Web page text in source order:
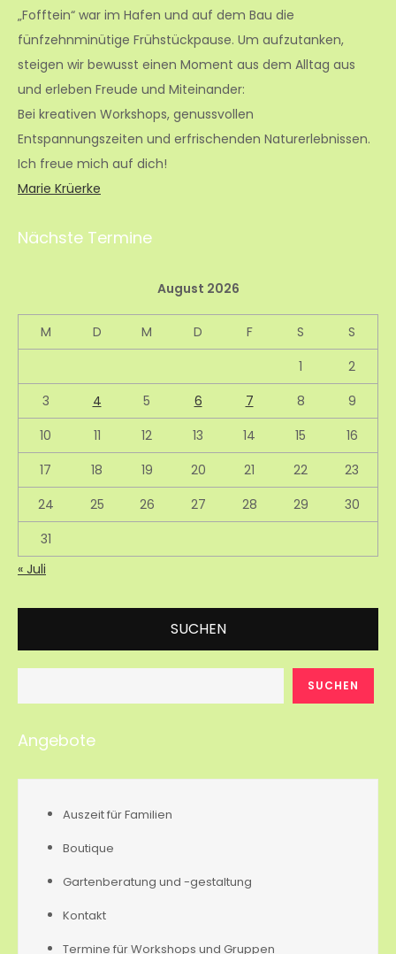
„Fofftein“ war im Hafen und auf dem Bau die
fünfzehnminütige Frühstückpause. Um aufzutanken,
steigen wir bewusst einen Moment aus dem Alltag aus
und erleben Freude und Miteinander:
Bei kreativen Workshops, genussvollen
Entspannungszeiten und erfrischenden Naturerlebnissen.
Ich freue mich auf dich!
Marie Krüerke
Nächste Termine
August 2026
M D M D F S
S
1
2
3
4 5 6 7 8
9
10
11 12 13 14 15
16
17
18 19 20 21 22
23
24
25 26 27 28 29
30
31
« Juli
SUCHEN
SUCHEN
Angebote
Auszeit für Familien
Boutique
Gartenberatung und -gestaltung
Kontakt
Termine für Workshops und Gruppen